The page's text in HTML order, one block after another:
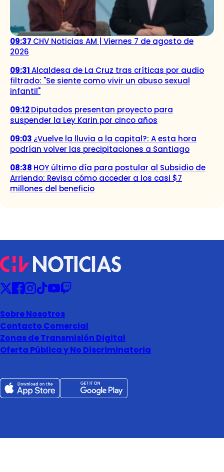
09:37 CHV Noticias AM | Viernes 7 de agosto de
2026
09:31Alcaldesa de La Cruz tras críticas por audio
filtrado: "Se siente como vivir un abuso sexual
infantil"
09:12Diputados presentan proyecto para
suspender la Ley Karin por cinco años
09:03 ¿Vuelve la lluvia a la capital?: A esta hora
podrían volver las precipitaciones a Santiago
08:38 HOY último día para postular al Subsidio de
Arriendo: Revisa cómo acceder a los casi $7
millones del beneficio
Sobre Nosotros
Contacto Comercial
Zonas de Transmisión Digital
Oferta Pública y No Discriminatoria